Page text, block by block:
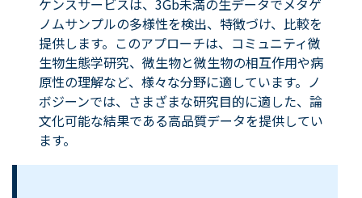
ケンスサービスは、3Gb未満の生データでメタゲ
ノムサンプルの多様性を検出、特徴づけ、比較を
提供します。このアプローチは、コミュニティ微
生物生態学研究、微生物と微生物の相互作用や病
原性の理解など、様々な分野に適しています。ノ
ボジーンでは、さまざまな研究目的に適した、論
文化可能な結果である高品質データを提供してい
ます。